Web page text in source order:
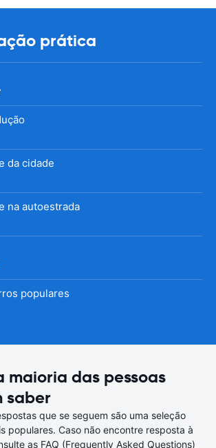
prática
da cidade
na autoestrada
populares
maioria das pessoas
saber
que se seguem são uma seleção
populares. Caso não encontre resposta à
as FAQ (Frequently Asked Questions)